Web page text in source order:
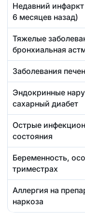
Недавний
6 месяцев назад)
Тяжелые
бронхиальная
Заболевания
Эндокринные
сахарный диабет
Острые
состояния
Беременность,
триместрах
Аллергия на
наркоза